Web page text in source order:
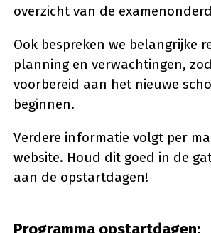
overzicht van de
Ook bespreken we belangrijke
planning en verwachtingen,
voorbereid aan het nieuwe
beginnen.
Verdere informatie volgt per
website. Houd dit goed in de
aan de opstartdagen!
Programma opstartdagen: